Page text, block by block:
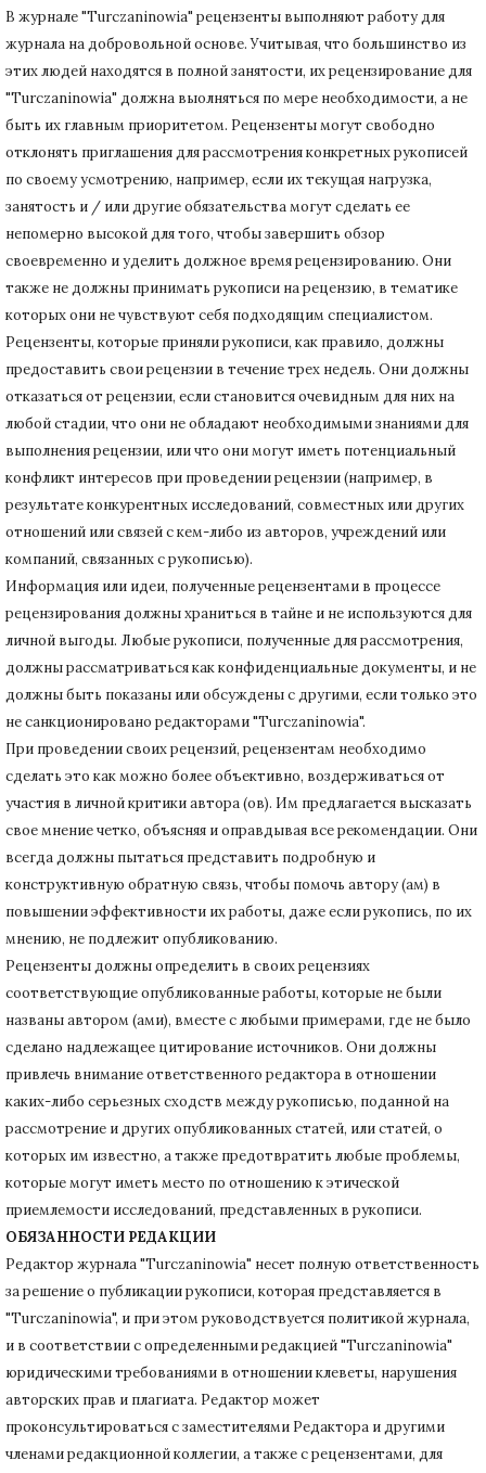
В журнале "Turczaninowia" рецензенты выполняют работу для
журнала на добровольной основе.Учитывая, что большинство из
этих людей находятся в полной занятости, их рецензирование для
"Turczaninowia" должна выолняться по мере необходимости, а не
быть их главным приоритетом. Рецензенты могут свободно
отклонять приглашения для рассмотрения конкретных рукописей
по своему усмотрению, например, если их текущая нагрузка,
занятость и / или другие обязательства могут сделать ее
непомерно высокой для того, чтобы завершить обзор
своевременно и уделить должное время рецензированию. Они
также не должны принимать рукописи на рецензию, в тематике
которых они не чувствуют себя подходящим специалистом.
Рецензенты, которые приняли рукописи, как правило, должны
предоставить свои рецензии в течение трех недель. Они должны
отказаться от рецензии, если становится очевидным для них на
любой стадии, что они не обладают необходимыми знаниями для
выполнения рецензии, или что они могут иметь потенциальный
конфликт интересов при проведении рецензии (например, в
результате конкурентных исследований, совместных или других
отношений или связей с кем-либо из авторов, учреждений или
компаний, связанных с рукописью).
Информация или идеи, полученные рецензентами в процессе
рецензирования должны храниться в тайне и не используются для
личной выгоды. Любые рукописи, полученные для рассмотрения,
должны рассматриваться как конфиденциальные документы, и не
должны быть показаны или обсуждены с другими, если только это
не санкционировано редакторами "Turczaninowia".
При проведении своих рецензий, рецензентам необходимо
сделать это как можно более объективно, воздерживаться от
участия в личной критики автора (ов). Им предлагается высказать
свое мнение четко, объясняя и оправдывая все рекомендации. Они
всегда должны пытаться представить подробную и
конструктивную обратную связь, чтобы помочь автору (ам) в
повышении эффективности их работы, даже если рукопись, по их
мнению, не подлежит опубликованию.
Рецензенты должны определить в своих рецензиях
соответствующие опубликованные работы, которые не были
названы автором (ами), вместе с любыми примерами, где не было
сделано надлежащее цитирование источников. Они должны
привлечь внимание ответственного редактора в отношении
каких-либо серьезных сходств между рукописью, поданной на
рассмотрение и других опубликованных статей, или статей, о
которых им известно, а также предотвратить любые проблемы,
которые могут иметь место по отношению к этической
приемлемости исследований, представленных в рукописи.
ОБЯЗАННОСТИ РЕДАКЦИИ
Редактор журнала "Turczaninowia" несет полную ответственность
за решение о публикации рукописи, которая представляется в
"Turczaninowia", и при этом руководствуется политикой журнала,
и в соответствии с определенными редакцией "Turczaninowia"
юридическими требованиями в отношении клеветы, нарушения
авторских прав и плагиата. Редактор может
проконсультироваться с заместителями Редактора и другими
членами редакционной коллегии, а также с рецензентами, для